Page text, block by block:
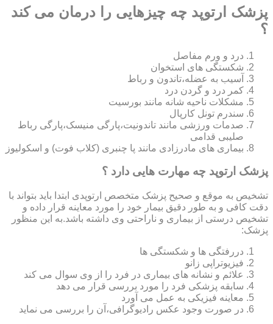
پزشک ارتوپد چه چیزهایی را درمان می کند
؟
درد و ورم مفاصل
شکستگی های استخوان
آسیب به عضله،تاندون و رباط
کمر درد و گردن درد
مشکلات ناحیه شانه مانند بورسیت
سندرم تونل کارپال
صدمات ورزشی مانند تاندونیت،پارگی منیسک،پارگی رباط
صلیبی قدامی
بیماری های مادرزادی مانند پا چنبری (کلاب فوت) و اسکولیوز
پزشک ارتوپد چه مهارت هایی دارد ؟
تشخیص به موقع و صحیح پزشک متخصص ارتوپدی ابتدا باید بتواند با
دقت کافی و به طور دقیق بیمار خود را مورد معاینه قرار داده و
تشخیص درستی از بیماری و ناراحتی وی داشته باشد.به این منظور
پزشک:
دررفتگی ها و شکستگی ها
فیزیوتراپی زانو
علائم و نشانه های بیماری در فرد را از وی سوال می کند
سابقه پزشکی فرد را مورد بررسی قرار می دهد
معاینه فیزیکی به عمل می آورد
در صورت وجود عکس رادیوگرافی،آن را بررسی می‎ نماید